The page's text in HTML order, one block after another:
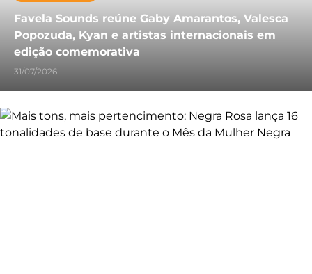
Favela Sounds reúne Gaby Amarantos, Valesca
Popozuda, Kyan e artistas internacionais em
edição comemorativa
31/07/2026